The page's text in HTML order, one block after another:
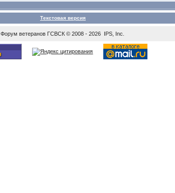
Текстовая версия
Форум ветеранов ГСВСК © 2008 - 2026 IPS, Inc.